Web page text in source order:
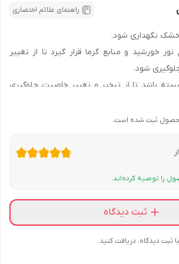
بهار , تابستان , پاییز , زمستان
وزارت بهداشت و سازمان غذا و دارو
راهنمای علائم اختصاری
نگهداری شود.
خورشید و منابع گرما قرار گیرد تا از تغییر
شود.
باشد تا از تبخیر و تغییر خاصیت جلوگیری
مرطوب و رطوبت‌دار خودداری کنید.
قوی خودداری کنید.
تحت فشار و ضربه خودداری کنید.
را توصیه کرده‌اند.
ثبت دیدگاه
ثبت دیدگاه، دریافت کنید.